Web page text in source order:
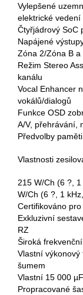
Vylepšené
elektrické vedení
Čtyřjádrový SoC
Napájené
Zóna 2/Zóna B a
Režim Stereo
kanálu
Vocal Enhancer
vokálů/dialogů
Funkce OSD
A/V, přehrávání,
Předvolby
Vlastnosti
215 W/Ch (6 ?,
W/Ch (6 ?, 1
Certifikováno
Exkluzivní
RZ
Široká
Vlastní
šumem
Vlastní 15 000
Propracované